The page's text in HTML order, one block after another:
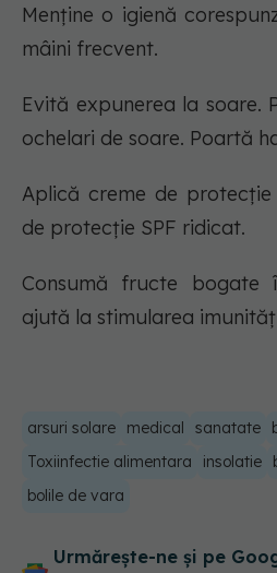
Menține o igienă
mâini frecvent.
Evită expunerea la soare.
ochelari de soare. Poartă
Aplică creme de
de protecție SPF ridicat.
Consumă fructe bogate
ajută la stimularea
arsuri solare medical sanatate
Toxiinfectie alimentara
insolatie
bolile de vara
Urmărește-ne și pe